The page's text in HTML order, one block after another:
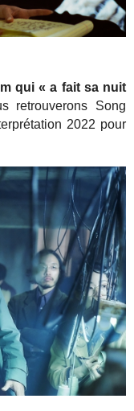
qui « a fait sa nuit
retrouverons Song
2022 pour